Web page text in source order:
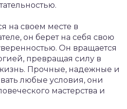
на своем месте в
он берет на себя свою
Он вращается
превращая силу в
Прочные, надежные и
любые условия, они
мастерства и